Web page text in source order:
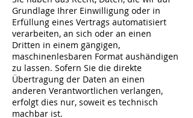
Grundlage Ihrer Einwilligung oder in
Erfüllung eines Vertrags automatisiert
verarbeiten, an sich oder an einen
Dritten in einem gängigen,
maschinenlesbaren Format aushändigen
zu lassen. Sofern Sie die direkte
Übertragung der Daten an einen
anderen Verantwortlichen verlangen,
erfolgt dies nur, soweit es technisch
machbar ist.